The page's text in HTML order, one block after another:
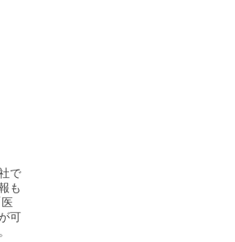
で
も
可